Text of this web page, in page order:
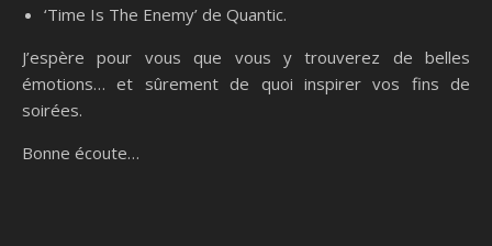
‘Time Is The Enemy’ de Quantic.
J’espère pour vous que vous y trouverez de belles
émotions… et sûrement de quoi inspirer vos fins de
soirées.
Bonne écoute…